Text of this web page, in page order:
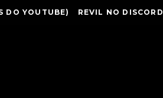
DO YOUTUBE) REVIL NO DISCORD